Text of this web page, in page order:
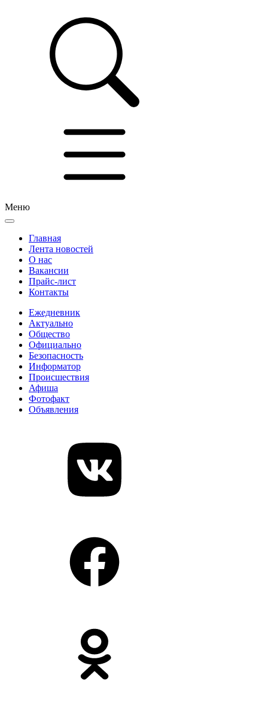
Меню
Главная
Лента новостей
О нас
Вакансии
Прайс-лист
Контакты
Ежедневник
Актуально
Общество
Официально
Безопасность
Информатор
Происшествия
Афиша
Фотофакт
Объявления